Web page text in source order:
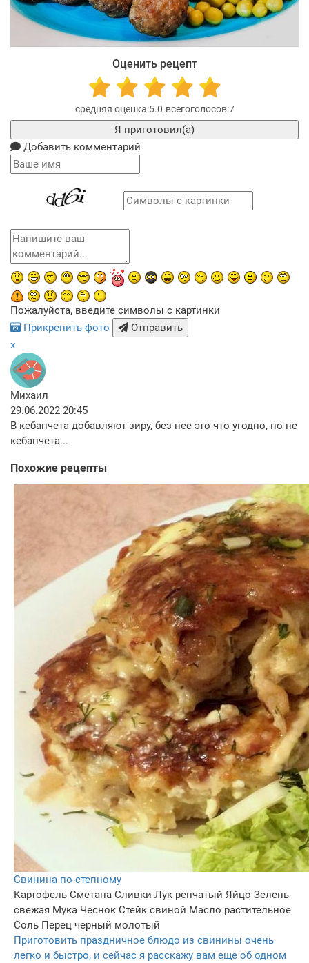
Оценить рецепт
5.0 7
Я приготовил(а)
Добавить комментарий
Пожалуйста, введите символы с картинки
Прикрепить фото
Отправить
x
Михаил
29.06.2022 20:45
В кебапчета добавляют зиру, без нее это что угодно, но не
кебапчета...
Похожие рецепты
Свинина по-степному
Картофель Сметана Сливки Лук репчатый Яйцо Зелень
свежая Мука Чеснок Стейк свиной Масло растительное
Соль Перец черный молотый
Приготовить праздничное блюдо из свинины очень
легко и быстро, и сейчас я расскажу вам еще об одном